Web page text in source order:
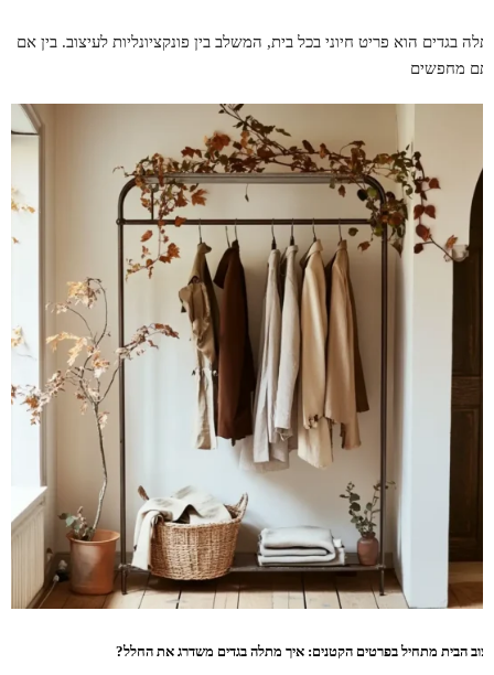
בגדים הוא פריט חיוני בכל בית, המשלב בין פונקציונליות לעיצוב. בין אם
מחפשים
הבית מתחיל בפרטים הקטנים: איך מתלה בגדים משדרג את החלל?